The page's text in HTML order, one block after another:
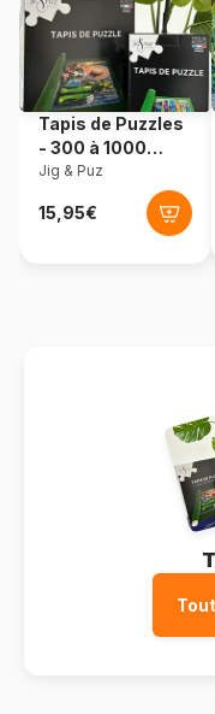
Nombre de pièces
Dimensions
Matière primaire
Tapis de Puzzles
- 300 à 1000
pièces
Jig & Puz